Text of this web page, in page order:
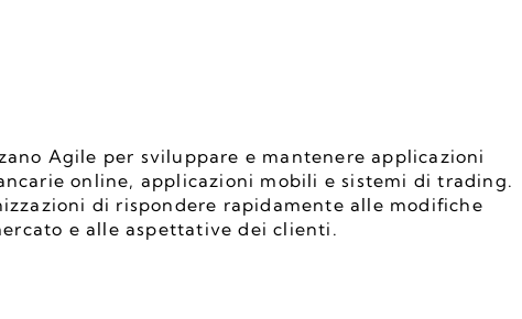
Agile per sviluppare e mantenere applicazioni
online, applicazioni mobili e sistemi di trading.
di rispondere rapidamente alle modifiche
e alle aspettative dei clienti.